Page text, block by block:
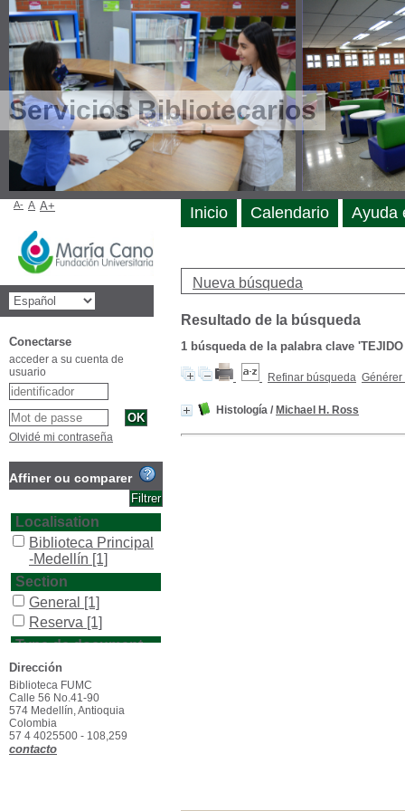
Servicios Bibliotecarios
Nueva búsqueda
Resultado de la búsqueda
1 búsqueda de la palabra clave
Refinar búsqueda Générer
Histología / Michael H. Ross
Inicio Calendario Ayuda
A- A A+
Conectarse
acceder a su cuenta de
usuario
Olvidé mi contraseña
Affiner ou comparer
Localisation
Biblioteca Principal
-Medellín [1]
Section
General
[1]
Reserva [1]
Type de document
texto impreso
Dirección
Biblioteca FUMC
Calle 56 No.41-90
574 Medellín, Antioquia
Colombia
57 4 4025500 - 108,259
contacto